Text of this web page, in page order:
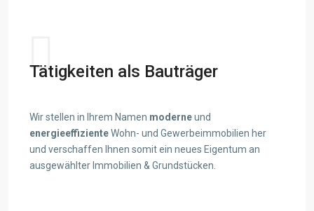
Tätigkeiten als Bauträger
Wir stellen in Ihrem Namen moderneund
energieeffizienteWohn- und Gewerbeimmobilien her
und verschaffen Ihnen somit ein neues Eigentum an
ausgewählter Immobilien & Grundstücken.